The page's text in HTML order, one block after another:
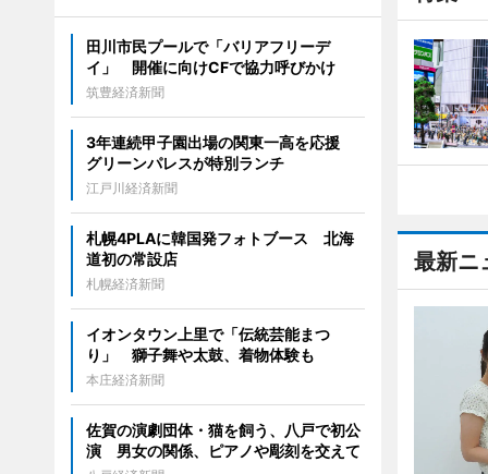
最新ニ
田川市民プールで「バリアフリーデ
イ」 開催に向けCFで協力呼びかけ
筑豊経済新聞
3年連続甲子園出場の関東一高を応援
グリーンパレスが特別ランチ
江戸川経済新聞
札幌4PLAに韓国発フォトブース 北海
道初の常設店
札幌経済新聞
イオンタウン上里で「伝統芸能まつ
り」 獅子舞や太鼓、着物体験も
本庄経済新聞
佐賀の演劇団体・猫を飼う、八戸で初公
演 男女の関係、ピアノや彫刻を交えて